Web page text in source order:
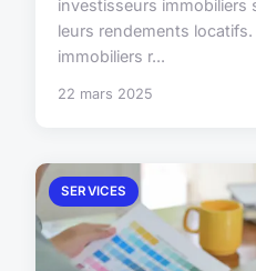
investisseurs immobiliers
leurs rendements
immobiliers r...
22 mars 2025
SERVICES